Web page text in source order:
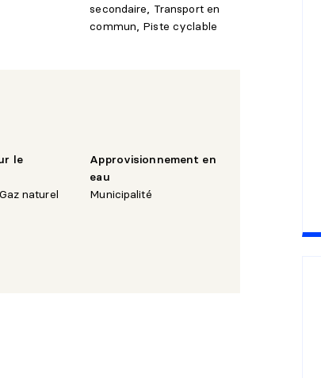
secondaire, Transport en
commun, Piste cyclable
le
naturel
Approvisionnement en
eau
Municipalité